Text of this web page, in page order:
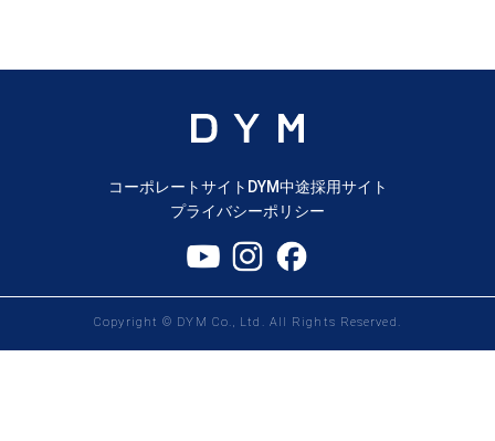
コーポレートサイト DYM中途採用サイト
プライバシーポリシー
Copyright © DYM Co., Ltd. All Rights Reserved.